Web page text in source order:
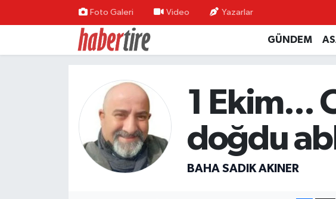
Foto Galeri Video Yazarlar
GÜNDEM
1 Ekim...
doğdu
BAHA SADIK AKINER
Tire Nöbetçi Eczaneler
Tire Trafik Yoğunluk Haritası
Süper Lig Puan Durumu ve Fikstür
Tüm Manşetler